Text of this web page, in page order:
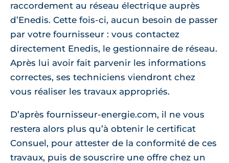
raccordement au réseau électrique auprès
d’Enedis. Cette fois-ci, aucun besoin de passer
par votre fournisseur : vous contactez
directement Enedis, le gestionnaire de réseau.
Après lui avoir fait parvenir les informations
correctes, ses techniciens viendront chez
vous réaliser les travaux appropriés.
D’après fournisseur-energie.com, il ne vous
restera alors plus qu’à obtenir le certificat
Consuel, pour attester de la conformité de ces
travaux, puis de souscrire une offre chez un